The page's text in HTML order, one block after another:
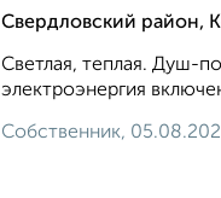
Свердловский район,
Светлая, теплая. Душ-
электроэнергия
Собственник,